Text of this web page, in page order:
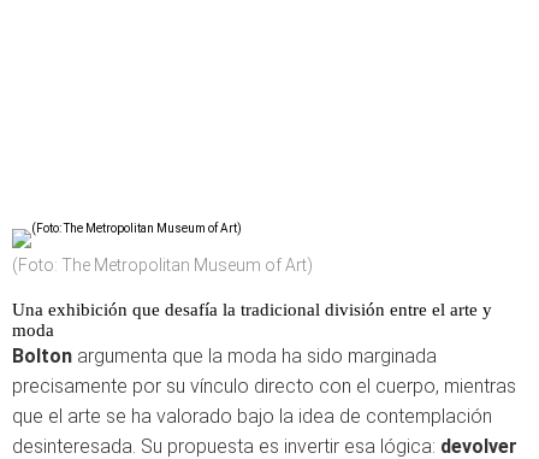
(Foto: The Metropolitan Museum of Art)
Una exhibición que desafía la tradicional división entre el arte y
moda
Bolton argumenta que la moda ha sido marginada
precisamente por su vínculo directo con el cuerpo, mientras
que el arte se ha valorado bajo la idea de contemplación
desinteresada. Su propuesta es invertir esa lógica: devolver